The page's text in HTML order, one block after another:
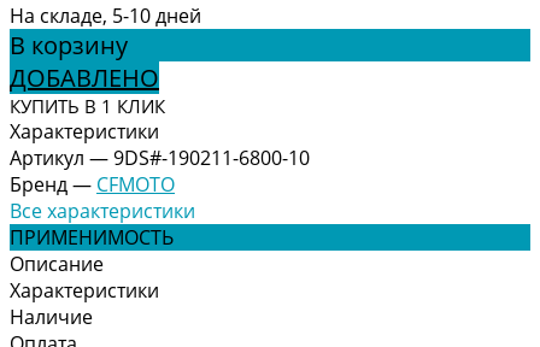
На складе, 5-10 дней
В корзину
ДОБАВЛЕНО
КУПИТЬ В 1 КЛИК
Характеристики
Артикул —9DS#-190211-6800-10
Бренд— CFMOTO
Все характеристики
ПРИМЕНИМОСТЬ
Описание
Характеристики
Наличие